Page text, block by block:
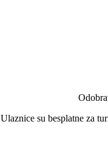
Ulaznice su besplatne za